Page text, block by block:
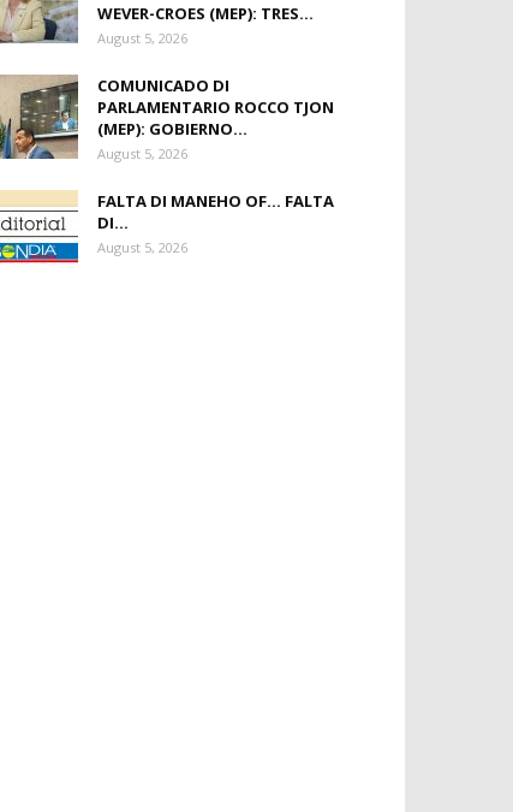
WEVER-CROES (MEP): TRES...
August 5, 2026
COMUNICADO DI
PARLAMENTARIO ROCCO TJON
(MEP): GOBIERNO...
August 5, 2026
FALTA DI MANEHO OF… FALTA
DI...
August 5, 2026